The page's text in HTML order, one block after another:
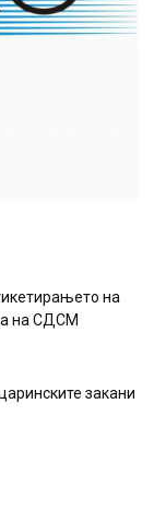
на
на СДСМ
закани